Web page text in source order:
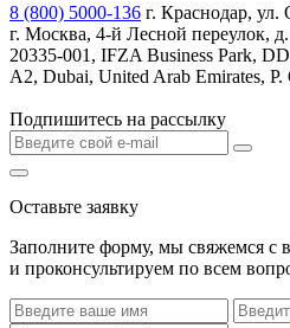
8 (800) 5000-136 г. Краснодар,
г. Москва, 4-й Лесной переулок,
20335-001, IFZA Business Park,
A2, Dubai, United Arab Emirates, P.
Подпишитесь на рассылку
Оставьте заявку
Заполните форму, мы свяжемся с
и проконсультируем по всем